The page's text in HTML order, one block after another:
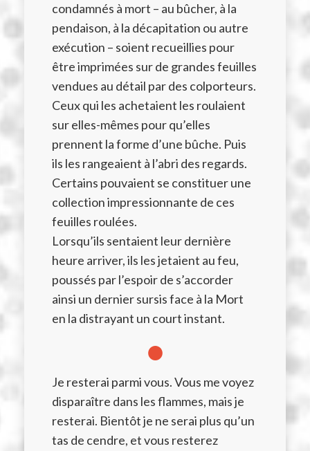
condamnés à mort – au bûcher, à la
pendaison, à la décapitation ou autre
exécution – soient recueillies pour
être imprimées sur de grandes feuilles
vendues au détail par des colporteurs.
Ceux qui les achetaient les roulaient
sur elles-mêmes pour qu’elles
prennent la forme d’une bûche. Puis
ils les rangeaient à l’abri des regards.
Certains pouvaient se constituer une
collection impressionnante de ces
feuilles roulées.
Lorsqu’ils sentaient leur dernière
heure arriver, ils les jetaient au feu,
poussés par l’espoir de s’accorder
ainsi un dernier sursis face à la Mort
en la distrayant un court instant.
●
Je resterai parmi vous. Vous me voyez
disparaître dans les flammes, mais je
resterai. Bientôt je ne serai plus qu’un
tas de cendre, et vous resterez